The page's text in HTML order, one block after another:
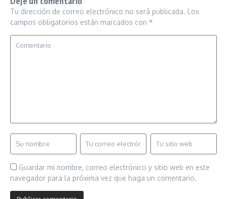
Tu dirección de correo electrónico no será publicada. Los
campos obligatorios están marcados con *
Guardar mi nombre, correo electrónico y sitio web en este
navegador para la próxima vez que haga un comentario.